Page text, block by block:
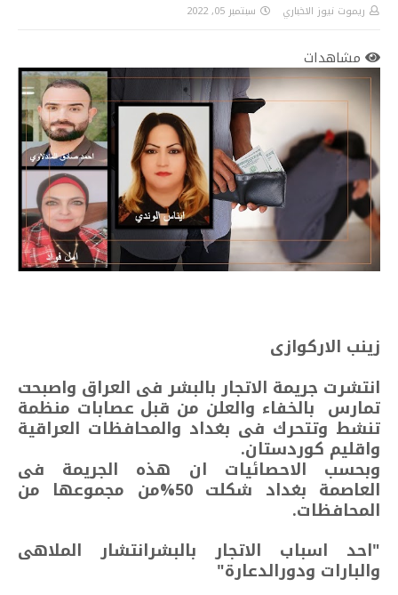
ريموت نيوز الاخباري سبتمبر 05, 2022
مشاهدات
زينب الاركوازى
انتشرت جريمة الاتجار بالبشر فى العراق واصبحت
تمارس بالخفاء والعلن من قبل عصابات منظمة
تنشط وتتحرك فى بغداد والمحافظات العراقية
واقليم كوردستان.
وبحسب الاحصائيات ان هذه الجريمة فى
العاصمة بغداد شكلت 50%من مجموعها من
المحافظات.
"احد اسباب الاتجار بالبشرانتشار الملاهى
والبارات ودورالدعارة"